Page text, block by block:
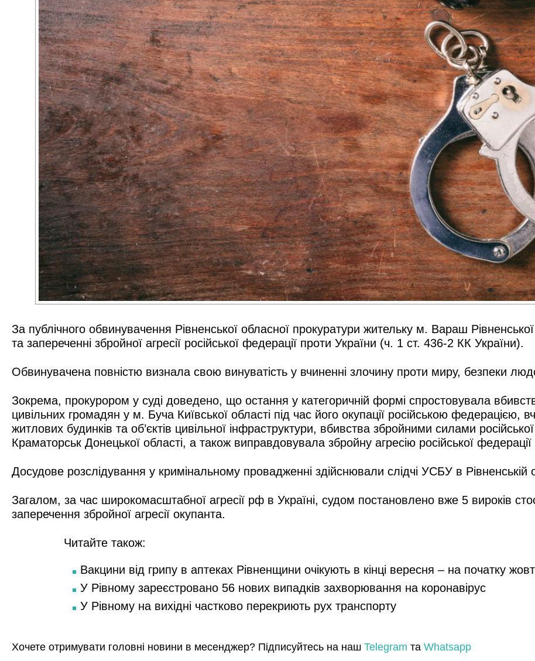
За публічного обвинувачення Рівненської обласної прокуратури жительку м. Вараш
та запереченні збройної агресії російської федерації проти України (ч. 1 ст. 436-2 КК України).
Обвинувачена повністю визнала свою винуватість у вчиненні злочину проти миру, безпеки
Зокрема, прокурором у суді доведено, що остання у категоричній формі спростовувала
цивільних громадян у м. Буча Київської області під час його окупації російською
житлових будинків та об’єктів цивільної інфраструктури, вбивства збройними силами
Краматорськ Донецької області, а також виправдовувала збройну агресію російської
Досудове розслідування у кримінальному провадженні здійснювали слідчі УСБУ в Рівненській
Загалом, за час широкомасштабної агресії рф в Україні, судом постановлено вже 5 вироків
заперечення збройної агресії окупанта.
Читайте також:
Вакцини від грипу в аптеках Рівненщини очікують в кінці вересня – на початку
У Рівному зареєстровано 56 нових випадків захворювання на коронавірус
У Рівному на вихідні частково перекриють рух транспорту
Хочете отримувати головні новини в месенджер? Підписуйтесь на наш Telegram та Whatsapp